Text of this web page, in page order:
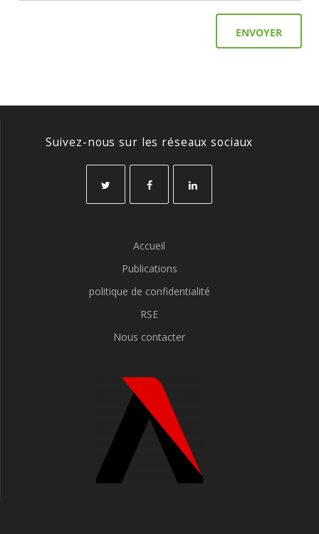
Suivez-nous sur les réseaux sociaux
Accueil
Publications
politique de confidentialité
RSE
Nous contacter